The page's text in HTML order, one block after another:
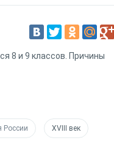
8 и 9 классов. Причины
России XVIII век